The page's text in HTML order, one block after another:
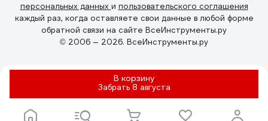
В корзину
Забрать 8 августа
персональных данных и пользовательского соглашения
каждый раз, когда оставляете свои данные в любой форме
обратной связи на сайте ВсеИнструменты.ру
© 2006 — 2026. ВсеИнструменты.ру